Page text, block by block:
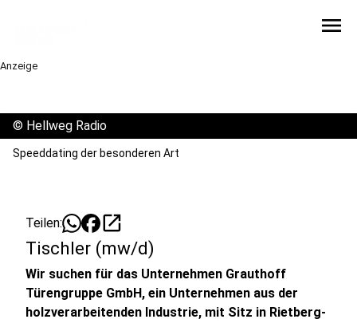
menu
Anzeige
© Hellweg Radio
Speeddating der besonderen Art
Teilen: open_in_new
Tischler (mw/d)
Wir suchen für das Unternehmen Grauthoff
Türengruppe GmbH, ein Unternehmen aus der
holzverarbeitenden Industrie, mit Sitz in Rietberg-